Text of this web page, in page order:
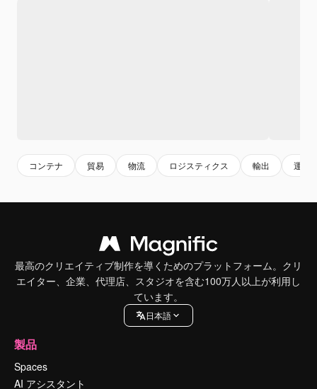
コンテナ 貿易 物流 ロジスティクス 輸出 運送
最高のクリエイティブ制作を導くためのプラットフォーム。クリ
エイター、企業、代理店、スタジオを含む100万人以上が利用し
ています。
日本語
製品
Spaces
AI アシスタント